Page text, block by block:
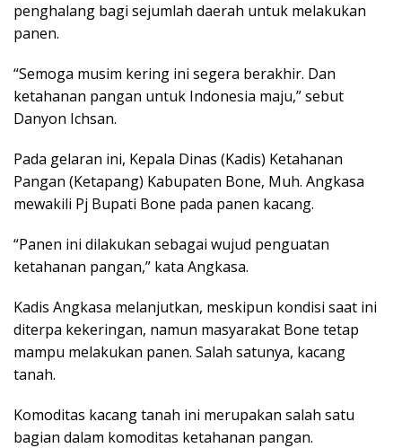
penghalang bagi sejumlah daerah untuk melakukan
panen.
“Semoga musim kering ini segera berakhir. Dan
ketahanan pangan untuk Indonesia maju,” sebut
Danyon Ichsan.
Pada gelaran ini, Kepala Dinas (Kadis) Ketahanan
Pangan (Ketapang) Kabupaten Bone, Muh. Angkasa
mewakili Pj Bupati Bone pada panen kacang.
“Panen ini dilakukan sebagai wujud penguatan
ketahanan pangan,” kata Angkasa.
Kadis Angkasa melanjutkan, meskipun kondisi saat ini
diterpa kekeringan, namun masyarakat Bone tetap
mampu melakukan panen. Salah satunya, kacang
tanah.
Komoditas kacang tanah ini merupakan salah satu
bagian dalam komoditas ketahanan pangan.